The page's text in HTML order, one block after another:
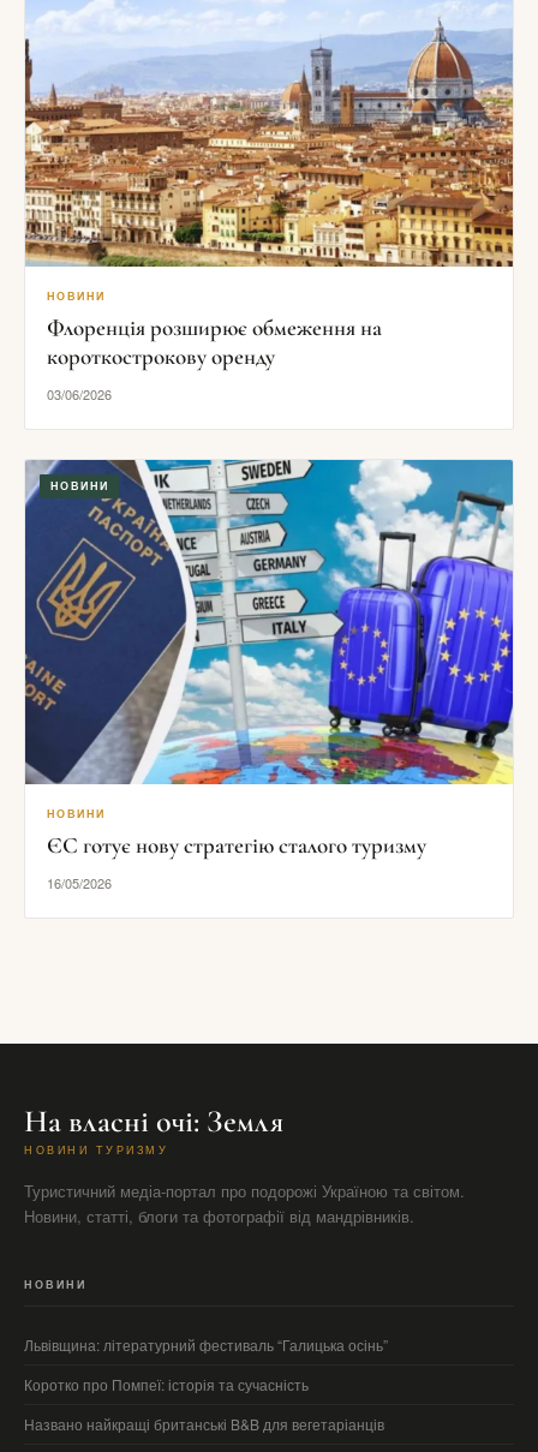
НОВИНИ
Флоренція розширює обмеження на
короткострокову оренду
03/06/2026
НОВИНИ
НОВИНИ
ЄС готує нову стратегію сталого туризму
16/05/2026
На власні очі: Земля
НОВИНИ ТУРИЗМУ
Туристичний медіа-портал про подорожі Україною та світом.
Новини, статті, блоги та фотографії від мандрівників.
НОВИНИ
Львівщина: літературний фестиваль “Галицька осінь”
Коротко про Помпеї: історія та сучасність
Названо найкращі британські B&B для вегетаріанців